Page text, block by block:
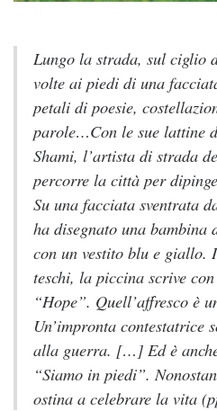
Lungo la strada, sul ciglio
volte ai piedi di una
petali di poesie,
parole…Con le sue lattine
Shami, l’artista di strada
percorre la città per
Su una facciata sventrata
ha disegnato una
con un vestito blu e
teschi, la piccina scrive
“Hope”. Quell’affresco è
Un’impronta contestatrice
alla guerra. […] Ed è
“Siamo in piedi”.
ostina a celebrare la vita